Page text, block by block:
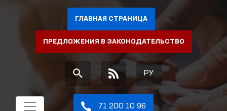
ГЛАВНАЯ СТРАНИЦА
ПРЕДЛОЖЕНИЯ В ЗАКОНОДАТЕЛЬСТВО
РУ
71 200 10 96